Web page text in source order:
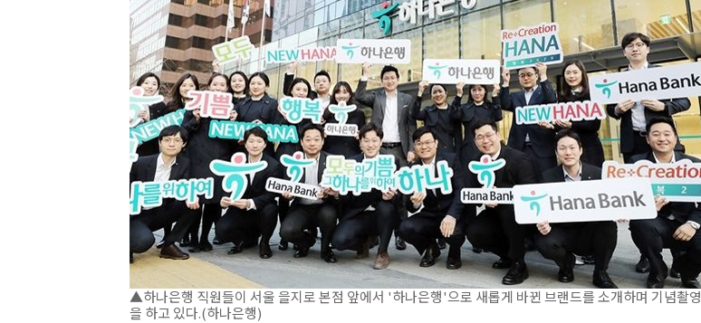
▲하나은행 직원들이 서울 을지로 본점 앞에서 '하나은행'으로 새롭게 바뀐 브랜드를 소개하며 기념촬영
을 하고 있다.(하나은행)